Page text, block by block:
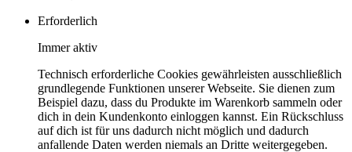
Erforderlich
Immer aktiv
Technisch erforderliche Cookies gewährleisten ausschließlich
grundlegende Funktionen unserer Webseite. Sie dienen zum
Beispiel dazu, dass du Produkte im Warenkorb sammeln oder
dich in dein Kundenkonto einloggen kannst. Ein Rückschluss
auf dich ist für uns dadurch nicht möglich und dadurch
anfallende Daten werden niemals an Dritte weitergegeben.